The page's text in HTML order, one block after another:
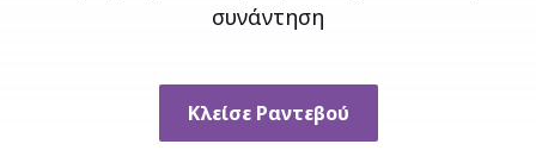
συνάντηση
Κλείσε Ραντεβού